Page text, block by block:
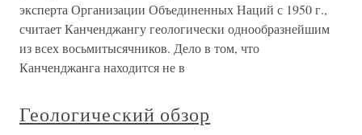
эксперта Организации Объединенных Наций с 1950 г.,
считает Канченджангу геологически однообразнейшим
из всех восьмитысячников. Дело в том, что
Канченджанга находится не в
Геологический обзор